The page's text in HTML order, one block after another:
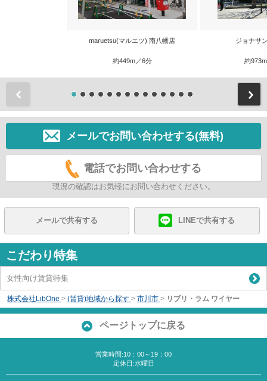
maruetsu(マルエツ) 南八幡店
約449m／6分
ジョナサ
約
メールでお問い合わせする(無料)
電話でお問い合わせする
現況の確認はお気軽にお問い合わせください。
メールで共有する LINEで共有する
こだわり特集
女性向け賃貸特集
株式会社LibOne > (賃貸)地域から探す > 市川市 > リブリ・ラム ワイヤー
ページトップに戻る
営業時間:10：00～19：00
定休日:水曜日